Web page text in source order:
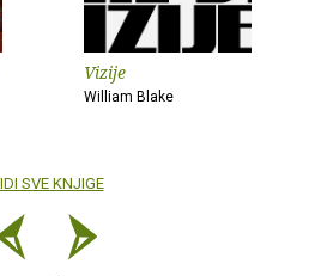
Vizije
William Blake
SVE KNJIGE